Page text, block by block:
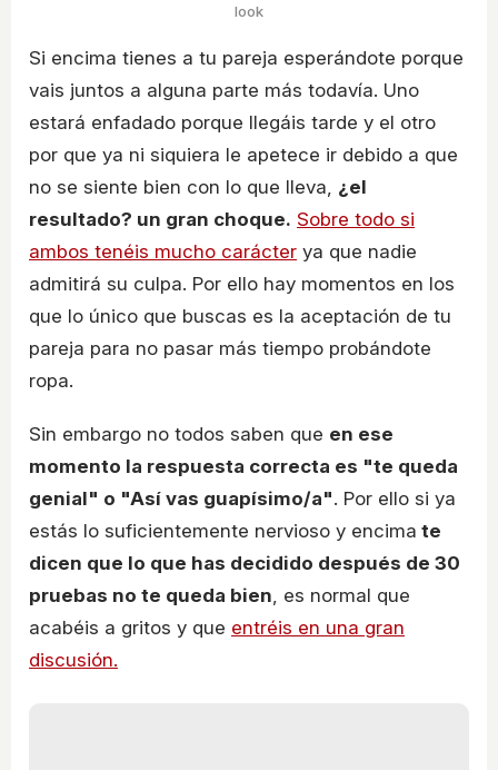
look
Si encima tienes a tu pareja esperándote porque
vais juntos a alguna parte más todavía. Uno
estará enfadado porque llegáis tarde y el otro
por que ya ni siquiera le apetece ir debido a que
no se siente bien con lo que lleva, ¿el
resultado? un gran choque. Sobre todo si
ambos tenéis mucho carácter ya que nadie
admitirá su culpa. Por ello hay momentos en los
que lo único que buscas es la aceptación de tu
pareja para no pasar más tiempo probándote
ropa.
Sin embargo no todos saben que en ese
momento la respuesta correcta es "te queda
genial" o "Así vas guapísimo/a". Por ello si ya
estás lo suficientemente nervioso y encima te
dicen que lo que has decidido después de 30
pruebas no te queda bien , es normal que
acabéis a gritos y que entréis en una gran
discusión.